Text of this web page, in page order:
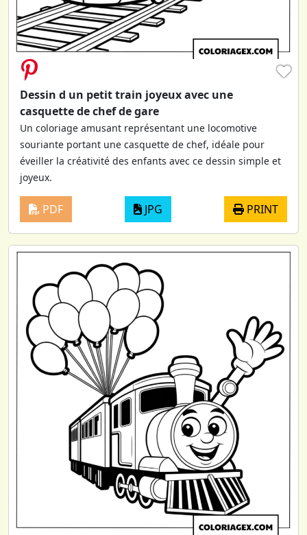
♥
Dessin d un petit train joyeux avec une
casquette de chef de gare
Un coloriage amusant représentant une locomotive
souriante portant une casquette de chef, idéale pour
éveiller la créativité des enfants avec ce dessin simple et
joyeux.
PDF JPG PRINT